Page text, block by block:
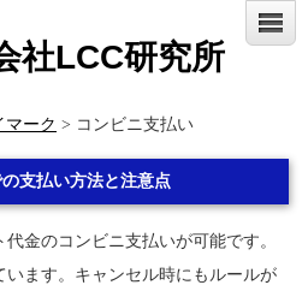
社LCC研究所
マーク > コンビニ支払い
支払い方法と注意点
金のコンビニ支払いが可能です。
ます。キャンセル時にもルールが